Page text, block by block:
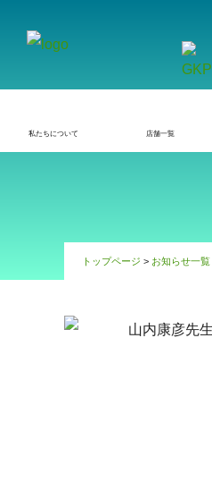
私たちについて 店舗一覧
トップページ > お知らせ一覧